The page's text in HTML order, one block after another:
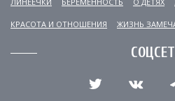
КРАСОТА И ОТНОШЕНИЯ ЖИЗНЬ